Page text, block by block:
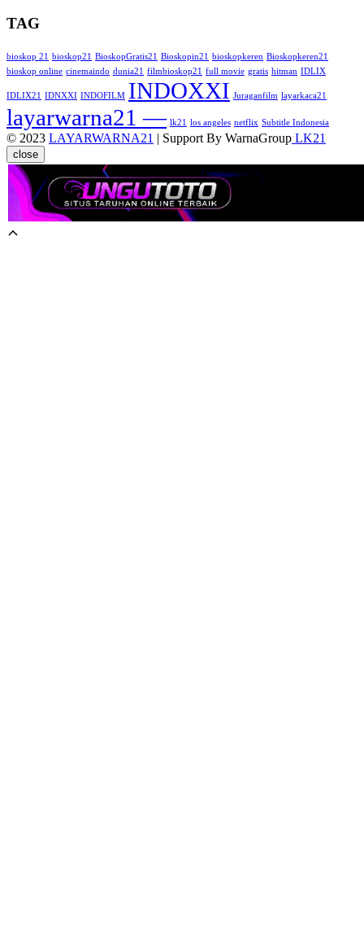
TAG
bioskop 21 bioskop21 BioskopGratis21 Bioskopin21 bioskopkeren Bioskopkeren21
bioskop online cinemaindo dunia21 filmbioskop21 full movie gratis hitman IDLIX
IDLIX21 IDNXXI INDOFILM INDOXXI Juraganfilm layarkaca21
layarwarna21 — lk21 los angeles netflix Subtitle Indonesia
© 2023 LAYARWARNA21 | Support By WarnaGroup LK21
close